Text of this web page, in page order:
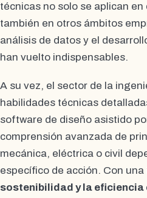
técnicas no solo se aplican
también en otros ámbitos
análisis de datos y el
han vuelto indispensables.
A su vez, el sector de la
habilidades técnicas
software de diseño asistido
comprensión avanzada de
mecánica, eléctrica o civil
específico de acción. Con
sostenibilidad y la